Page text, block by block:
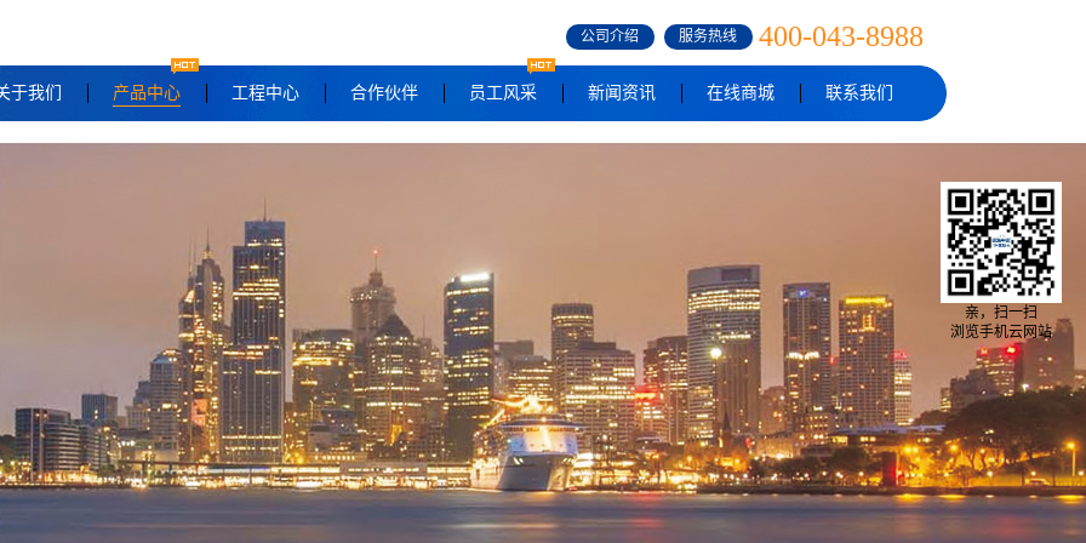
服务热线 400-043-8988
公司介绍
于我们 产品中心 工程中心 合作伙伴 员工风采 新闻资讯 在线商城 联系我们
亲，扫一扫
浏览手机云网站